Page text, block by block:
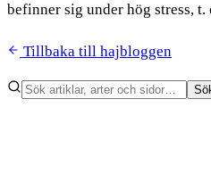
befinner sig under hög stress, t.
Tillbaka till hajbloggen